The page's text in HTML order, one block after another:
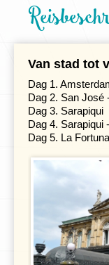
Van stad tot
Dag 1.
Dag 2. San José
Dag 3. Sarapiqui
Dag 4. Sarapiqui
Dag 5. La Fortuna